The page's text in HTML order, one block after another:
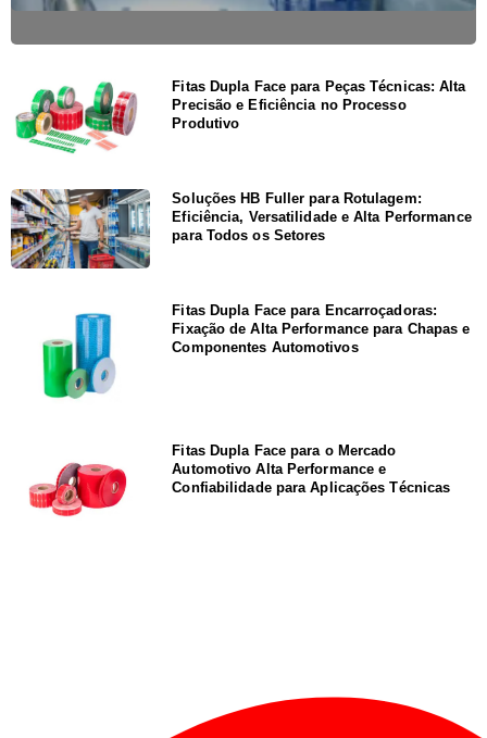
Fitas Dupla Face para Peças Técnicas: Alta
Precisão e Eficiência no Processo
Produtivo
Soluções HB Fuller para Rotulagem:
Eficiência, Versatilidade e Alta Performance
para Todos os Setores
Fitas Dupla Face para Encarroçadoras:
Fixação de Alta Performance para Chapas e
Componentes Automotivos
Fitas Dupla Face para o Mercado
Automotivo Alta Performance e
Confiabilidade para Aplicações Técnicas